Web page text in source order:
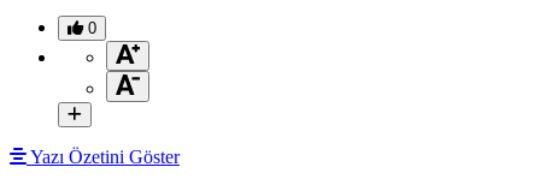
0
Yazı Özetini Göster